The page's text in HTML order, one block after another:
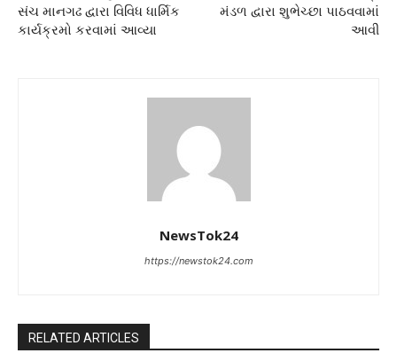
સંચ માનગઢ દ્વારા વિવિધ ધાર્મિક
કાર્યક્રમો કરવામાં આવ્યા
મંડળ દ્વારા શુભેચ્છા પાઠવવામાં
આવી
NewsTok24
https://newstok24.com
RELATED ARTICLES